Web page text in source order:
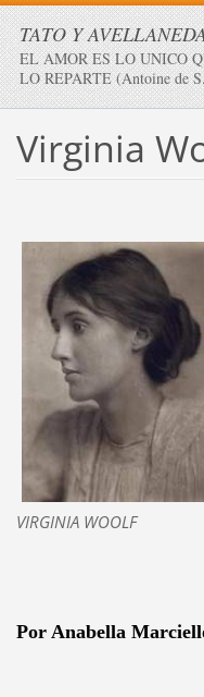
TATO Y
EL AMOR ES LO UNICO
LO REPARTE (Antoine de
Virginia
VIRGINIA WOOLF
Por Anabella